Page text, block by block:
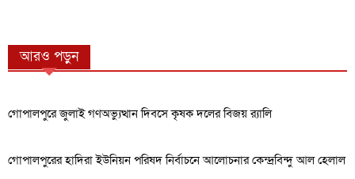
আরও পড়ুন
গোপালপুরে জুলাই গণঅভ্যুত্থান দিবসে কৃষক দলের বিজয় র‍্যালি
গোপালপুরের হাদিরা ইউনিয়ন পরিষদ নির্বাচনে আলোচনার কেন্দ্রবিন্দু আল হেলাল